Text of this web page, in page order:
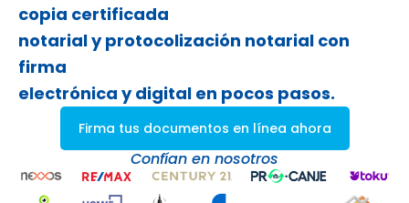
copia certificada
notarial y protocolización notarial con
firma
electrónica y digital en pocos pasos.
Firma tus documentos en línea ahora
Confían en nosotros